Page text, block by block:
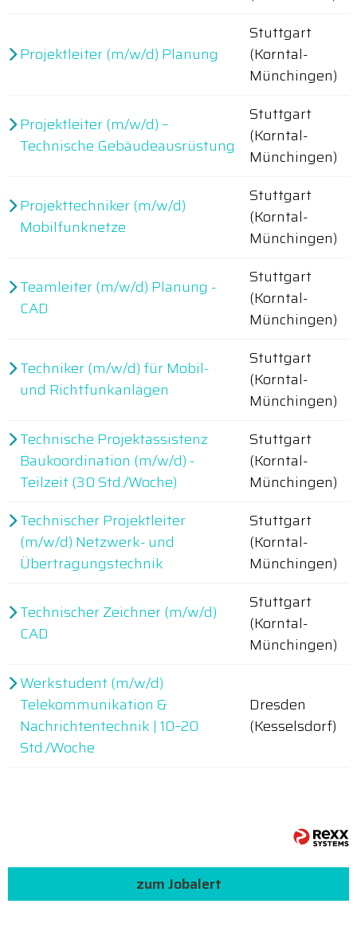
Projektleiter (m/w/d) Planung
Stuttgart
(Korntal-
Münchingen)
Projektleiter (m/w/d) –
Technische Gebäudeausrüstung
Stuttgart
(Korntal-
Münchingen)
Projekttechniker (m/w/d)
Mobilfunknetze
Stuttgart
(Korntal-
Münchingen)
Teamleiter (m/w/d) Planung -
CAD
Stuttgart
(Korntal-
Münchingen)
Techniker (m/w/d) für Mobil-
und Richtfunkanlagen
Stuttgart
(Korntal-
Münchingen)
Technische Projektassistenz
Baukoordination (m/w/d) -
Teilzeit (30 Std./Woche)
Stuttgart
(Korntal-
Münchingen)
Technischer Projektleiter
(m/w/d) Netzwerk- und
Übertragungstechnik
Stuttgart
(Korntal-
Münchingen)
Technischer Zeichner (m/w/d)
CAD
Stuttgart
(Korntal-
Münchingen)
Werkstudent (m/w/d)
Telekommunikation &
Nachrichtentechnik | 10–20
Std./Woche
Dresden
(Kesselsdorf)
zum Jobalert